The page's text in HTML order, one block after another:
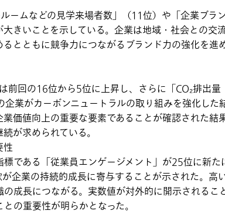
ルームなどの見学来場者数」（11位）や「企業ブ
きいことを示している。企業は地域・社会との交
とともに競争力につながるブランド力の強化を進
前回の16位から5位に上昇し、さらに「CO₂排出
業がカーボンニュートラルの取り組みを強化した
価値向上の重要な要素であることが確認された結
が求められている。
性
である「従業員エンゲージメント」が25位に新
企業の持続的成長に寄与することが示された。高
成長につながる。実数値が対外的に開示される
の重要性が明らかとなった。